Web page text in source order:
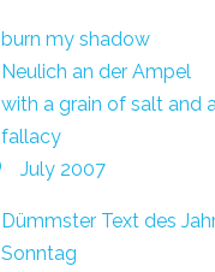
burn my shadow
Neulich an der Ampel
with a grain of salt and
fallacy
July 2007
Dümmster Text des
Sonntag